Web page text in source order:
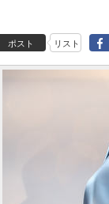
ポスト リスト